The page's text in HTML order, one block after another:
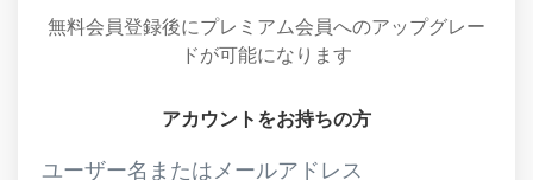
無料会員登録後にプレミアム会員へのアップグレー
ドが可能になります
アカウントをお持ちの方
ユーザー名またはメールアドレス